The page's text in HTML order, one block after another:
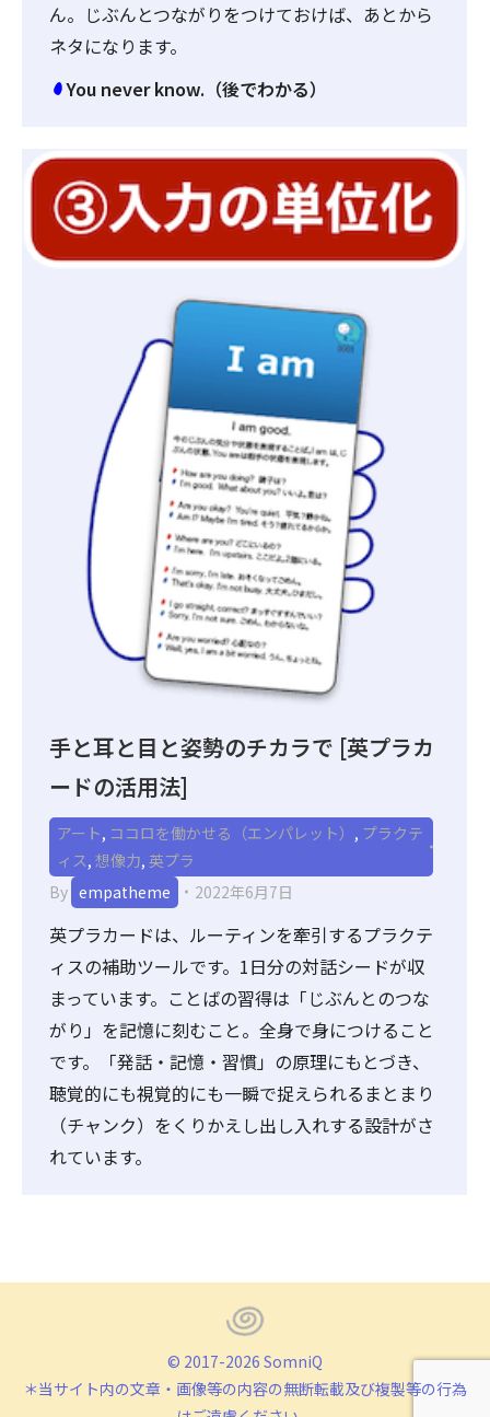
ん。じぶんとつながりをつけておけば、あとから
ネタになります。
You never know.（後でわかる）
手と耳と目と姿勢のチカラで [英プラカ
ードの活用法]
アート, ココロを働かせる（エンパレット） , プラクテ
ィス, 想像力, 英プラ
By empatheme 2022年6月7日
英プラカードは、ルーティンを牽引するプラクテ
ィスの補助ツールです。1日分の対話シードが収
まっています。ことばの習得は「じぶんとのつな
がり」を記憶に刻むこと。全身で身につけること
です。「発話・記憶・習慣」の原理にもとづき、
聴覚的にも視覚的にも一瞬で捉えられるまとまり
（チャンク）をくりかえし出し入れする設計がさ
れています。
© 2017-2026 SomniQ
＊当サイト内の文章・画像等の内容の無断転載及び複製等の行為